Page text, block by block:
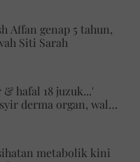
Affan genap 5 tahun,
Siti Sarah
hafal 18 juzuk...'
derma organ, walk
metabolik kini